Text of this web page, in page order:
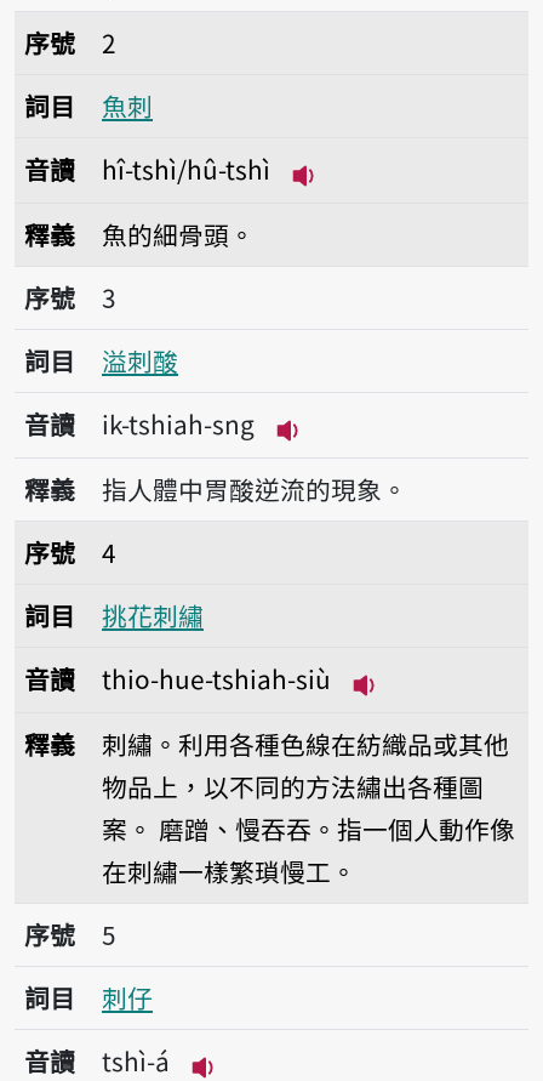
序號2魚刺
序號
2
詞目
魚刺
音讀
hî-tshì/hû-tshì
釋義
魚的細骨頭。
序號3溢刺酸
序號
3
詞目
溢刺酸
音讀
ik-tshiah-sng
播放音讀ik-tshiah-sng
釋義
指人體中胃酸逆流的現象。
序號4挑花刺繡
序號
4
詞目
挑花刺繡
音讀
thio-hue-tshiah-siù
釋義
刺繡。利用各種色線在紡織品或其他
物品上，以不同的方法繡出各種圖
案。 磨蹭、慢吞吞。指一個人動作像
在刺繡一樣繁瑣慢工。
序號5刺仔
序號
5
詞目
刺仔
音讀
tshì-á